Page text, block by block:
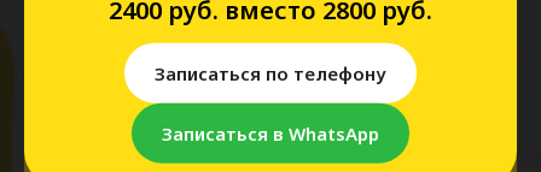
2400 руб. вместо 2800 руб.
Записаться по телефону
Записаться в WhatsApp
Я подтверждаю, что ознакомлен(а) и согласен(на) с условиями
Политики конфиденциальностии даю своёСогласие на обработку
персональных данных
Cогласиена получение информационных и рекламных